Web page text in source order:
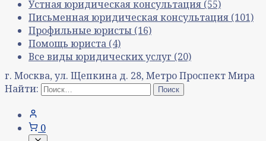
Устная юридическая консультация (55)
Письменная юридическая консультация (101)
Профильные юристы (16)
Помощь юриста (4)
Все виды юридических услуг (20)
г. Москва, ул. Щепкина д. 28, Метро Проспект Мира
Найти:
0